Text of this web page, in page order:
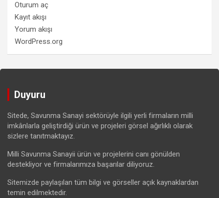
Oturum aç
Kayıt akışı
Yorum akışı
WordPress.org
Duyuru
Sitede, Savunma Sanayi sektörüyle ilgili yerli firmaların milli
imkânlarla geliştirdiği ürün ve projeleri görsel ağırlıklı olarak
sizlere tanıtmaktayız.
Milli Savunma Sanayii ürün ve projelerini canı gönülden
destekliyor ve firmalarımıza başarılar diliyoruz.
Sitemizde paylaşılan tüm bilgi ve görseller açık kaynaklardan
temin edilmektedir.